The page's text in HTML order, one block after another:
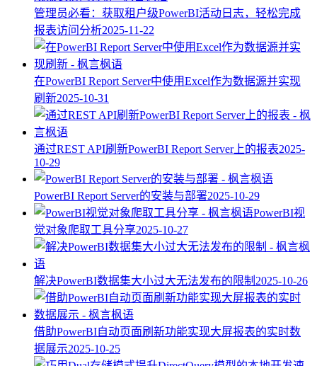
管理员必看：获取租户级PowerBI活动日志，轻松完成
报表访问分析2025-11-22
在PowerBI Report Server中使用Excel作为数据源并实现
刷新2025-10-31
通过REST API刷新PowerBI Report Server上的报表2025-
10-29
PowerBI Report Server的安装与部署2025-10-29
PowerBI视
觉对象爬取工具分享2025-10-27
解决PowerBI数据集大小过大无法发布的限制 2025-10-26
借助PowerBI自动页面刷新功能实现大屏报表的实时数
据展示2025-10-25